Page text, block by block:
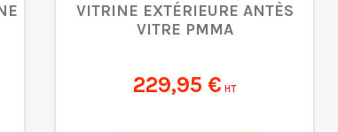
VITRINE EXTÉRIEURE ANTÈS
VITRE PMMA
229,95 € HT